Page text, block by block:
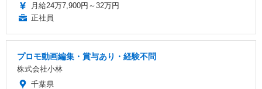
月給24万7,900円～32万円
正社員
プロモ動画編集・賞与あり・経験不問
株式会社小林
千葉県